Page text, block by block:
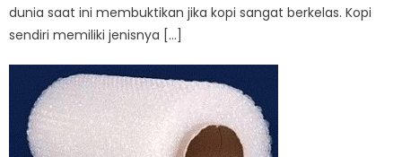
dunia saat ini membuktikan jika kopi sangat berkelas. Kopi
sendiri memiliki jenisnya […]